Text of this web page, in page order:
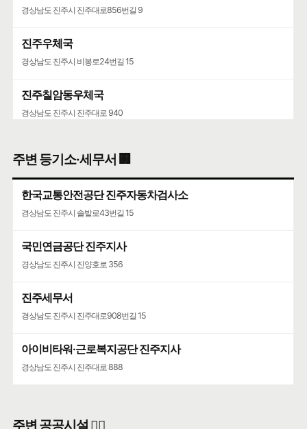
경상남도 진주시 진주대로856번길 9
진주우체국
경상남도 진주시 비봉로24번길 15
진주칠암동우체국
경상남도 진주시 진주대로 940
주변 등기소·세무서 🏢
한국교통안전공단 진주자동차검사소
경상남도 진주시 솔밭로43번길 15
국민연금공단 진주지사
경상남도 진주시 진양호로 356
진주세무서
경상남도 진주시 진주대로908번길 15
아이비타워·근로복지공단 진주지사
경상남도 진주시 진주대로 888
주변 공공시설 👨‍✈️